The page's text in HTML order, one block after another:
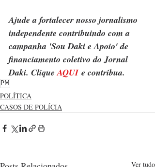
Ajude a fortalecer nosso jornalismo
independente contribuindo com a
campanha 'Sou Daki e Apoio' de
financiamento coletivo do Jornal
Daki. Clique AQUI e contribua.
PM
POLÍTICA
CASOS DE POLÍCIA
Ver tudo